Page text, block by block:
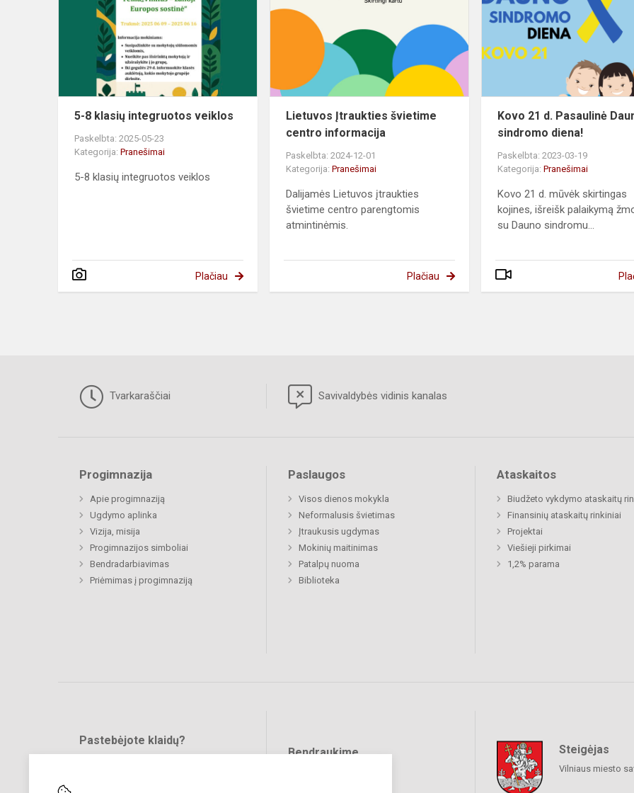
klasių
integruotos
5-8 klasių integruotos veiklos
Paskelbta: 2025-05-23
Kategorija: Pranešimai
5-8 klasių integruotos veiklos
Plačiau
švietime
centro
informacija
Lietuvos Įtraukties švietime
centro informacija
Paskelbta: 2024-12-01
Kategorija:Pranešimai
Dalijamės Lietuvos įtraukties
švietime centro parengtomis
atmintinėmis.
Plačiau
Kovo 21 d. Pasaulinė
sindromo diena!
Paskelbta: 2023-03-19
Kategorija:Pranešimai
Kovo 21 d. mūvėk skirtingas
kojines, išreišk palaikymą
su Dauno sindromu...
Tvarkaraščiai Savivaldybės vidinis kanalas
Progimnazija
Apie progimnaziją
Ugdymo aplinka
Vizija, misija
Progimnazijos simboliai
Bendradarbiavimas
Priėmimas į progimnaziją
Paslaugos
Visos dienos mokykla
Neformalusis švietimas
Įtraukusis ugdymas
Mokinių maitinimas
Patalpų nuoma
Biblioteka
Ataskaitos
Biudžeto vykdymo ataskaitų
Finansinių ataskaitų rinkiniai
Projektai
Viešieji pirkimai
1,2% parama
Pastebėjote klaidų?
Bendraukime Steigėjas
Vilniaus miesto